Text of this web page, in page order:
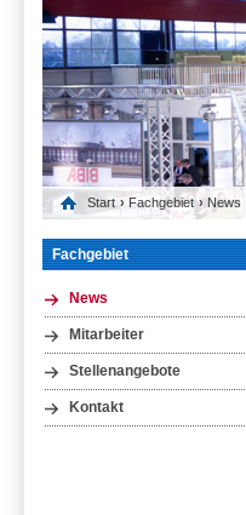
Start › Fachgebiet › News
Fachgebiet
News
Mitarbeiter
Stellenangebote
Kontakt